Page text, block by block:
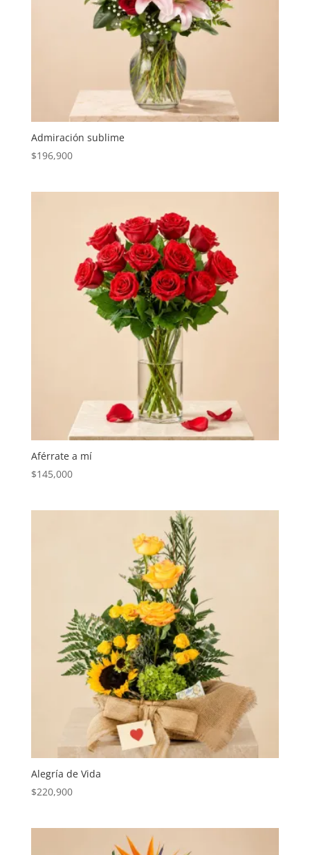
Admiración sublime
$196,900
Aférrate a mí
$145,000
Alegría de Vida
$220,900